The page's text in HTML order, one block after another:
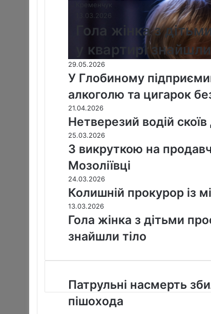
Кременчук
13.03.2026
Гола жінка з
у квартирі
29.05.2026
У Глобиному
алкоголю та цигарок
21.04.2026
Нетверезий водій
25.03.2026
З викруткою на
Мозоліївці
24.03.2026
Колишній прокурор із
13.03.2026
Гола жінка з дітьми
знайшли тіло
П
а
т
Патрульні насмерть
пішохода